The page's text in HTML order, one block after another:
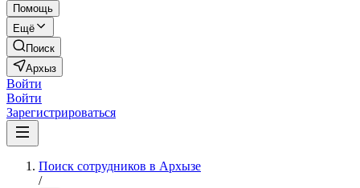
Помощь
Ещё
Поиск
Архыз
Войти
Войти
Зарегистрироваться
Поиск сотрудников в Архызе
/